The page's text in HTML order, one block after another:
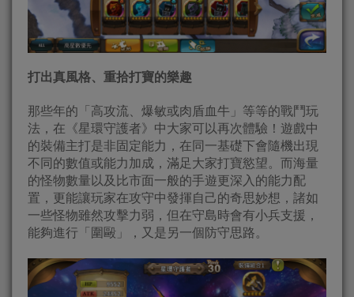
打出真風格、重拾打寶的樂趣
那些年的「高攻流、爆敏或肉盾血牛」等等的戰鬥玩
法，在《星環守護者》中大家可以再次體驗！遊戲中
的裝備主打是非固定能力，在同一基礎下會隨機出現
不同的數值或能力加成，滿足大家打寶慾望。而海量
的怪物數量以及比市面一般的手遊更深入的能力配
置，更能讓玩家在攻守中發揮自己的奇思妙想，諸如
一些怪物雖然攻擊力弱，但在守島時會有小兵支援，
能夠進行「圍毆」，又是另一個防守思路。